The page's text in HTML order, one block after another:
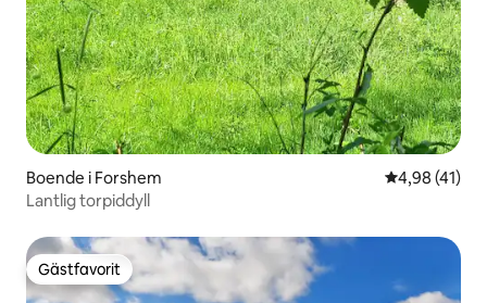
Boende i Forshem 4,98 av 5 i
4,98 (41)
Lantlig torpiddyll
Gästfavorit
Gästfavorit